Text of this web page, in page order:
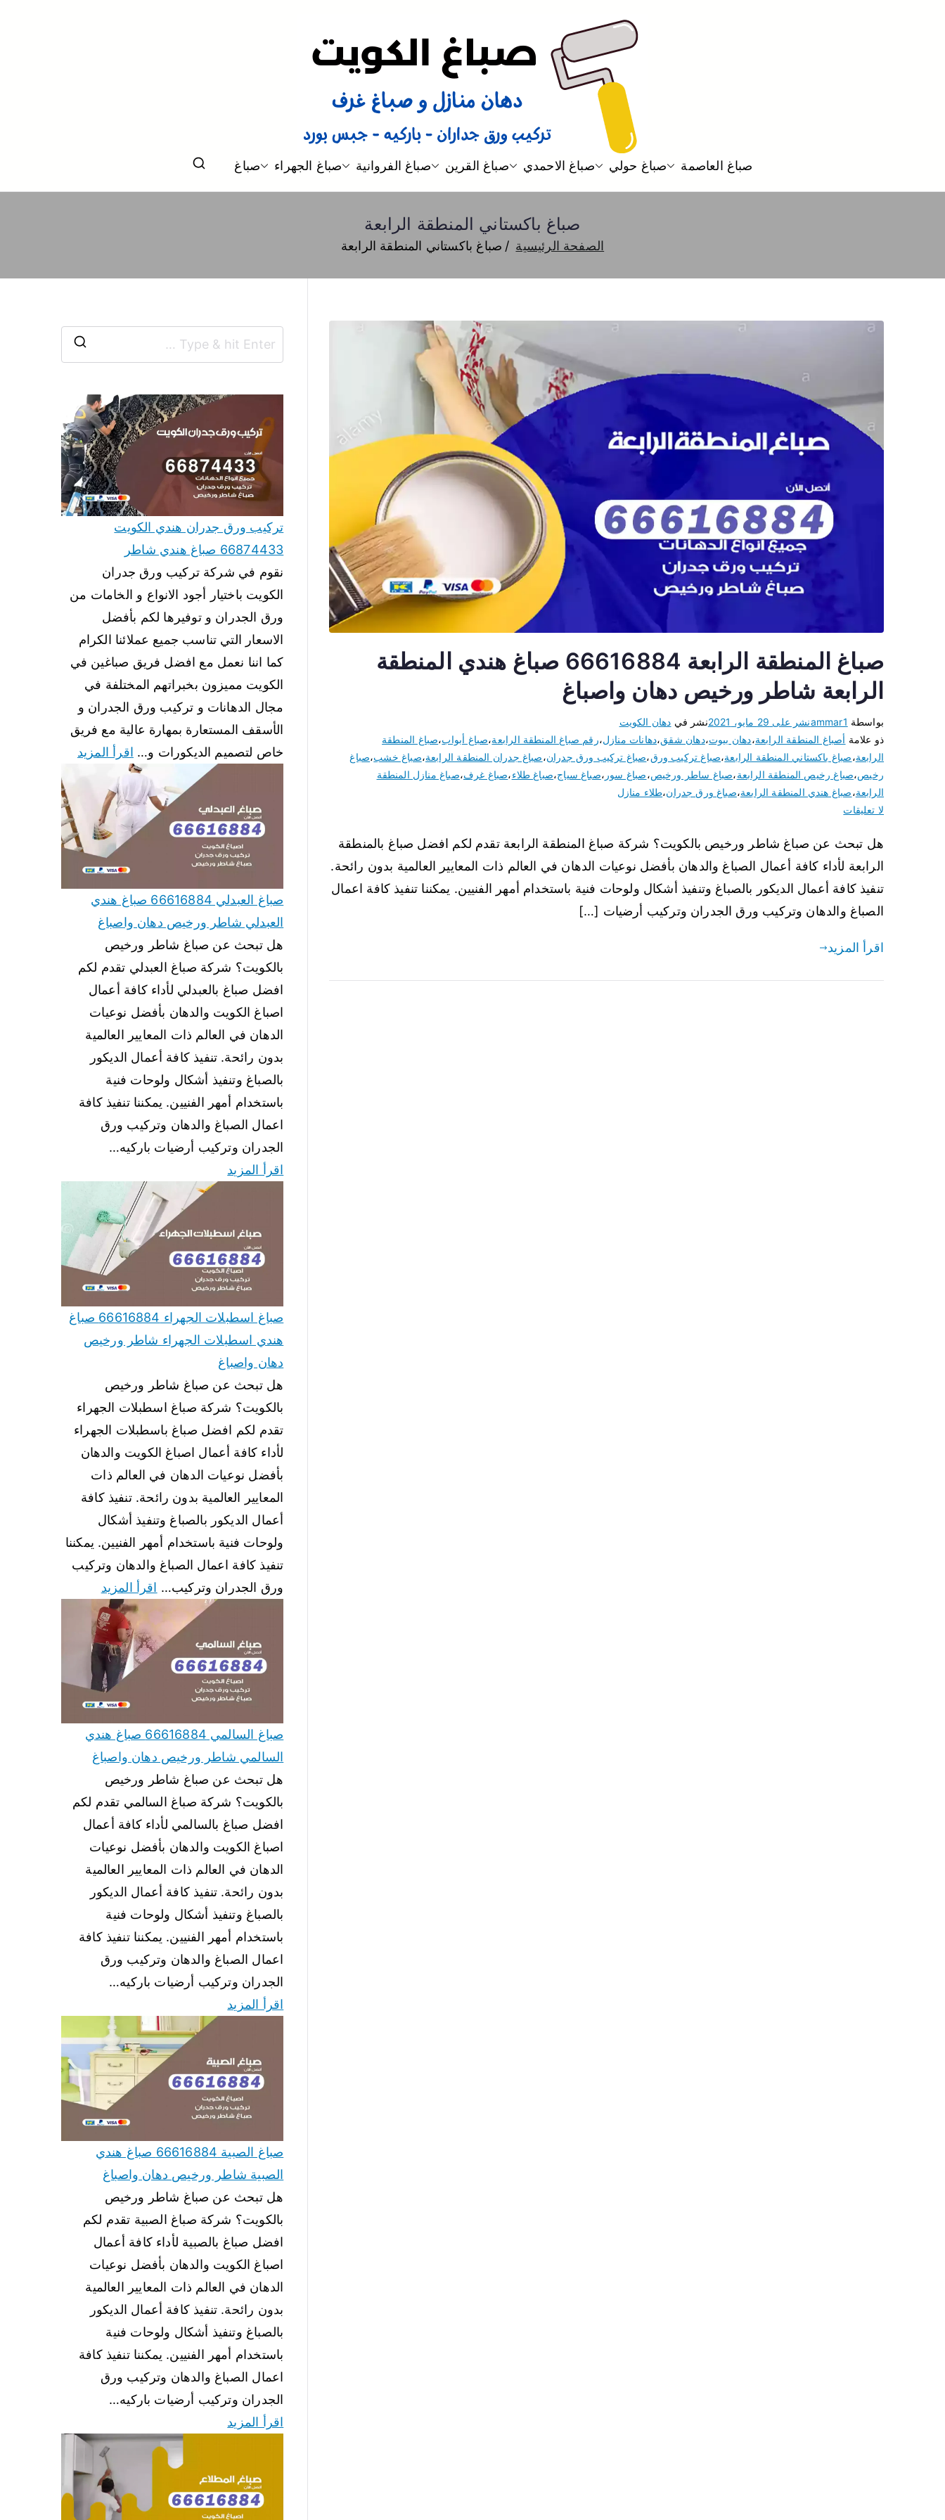
صباغ
صباغ الكويت 66616884 صباغ هندي رخيص و شاطر دهان منازل وتركيب ورق جدران صباغ العاصمة صباغ حولي صباغ الاحمدي صباغ القرين صباغ الفروانية صباغ الجهراء صباغ
صباغ باكستاني المنطقة الرابعة
الصفحة الرئيسية صباغ باكستاني المنطقة الرابعة
صباغ المنطقة الرابعة 66616884 صباغ هندي المنطقة
الرابعة شاطر ورخيص دهان واصباغ
بواسطة ammar1نشر على 29 مايو، 2021 نشر في دهان الكويت
ذو علامة أصباغ المنطقة الرابعة،دهان بيوت،دهان شقق،دهانات منازل،رقم صباغ المنطقة الرابعة،صباغ أبواب،صباغ المنطقة
الرابعة،صباغ باكستاني المنطقة الرابعة،صباغ تركيب ورق،صباغ تركيب ورق جدران،صباغ جدران المنطقة الرابعة،صباغ خشب،صباغ
رخيص،صباغ رخيص المنطقة الرابعة،صباغ ساطر ورخيص،صباغ سور ،صباغ سياج،صباغ طلاء،صباغ غرف،صباغ منازل المنطقة
الرابعة،صباغ هندي المنطقة الرابعة،صباغ ورق جدران،طلاء منازل
لا تعليقات
هل تبحث عن صباغ شاطر ورخيص بالكويت؟ شركة صباغ المنطقة الرابعة تقدم لكم افضل صباغ بالمنطقة
الرابعة لأداء كافة أعمال الصباغ والدهان بأفضل نوعيات الدهان في العالم ذات المعايير العالمية بدون رائحة.
تنفيذ كافة أعمال الديكور بالصباغ وتنفيذ أشكال ولوحات فنية باستخدام أمهر الفنيين. يمكننا تنفيذ كافة اعمال
الصباغ والدهان وتركيب ورق الجدران وتركيب أرضيات […]
اقرأ المزيد
تركيب ورق جدران هندي الكويت
66874433 صباغ هندي شاطر
نقوم في شركة تركيب ورق جدران
الكويت باختيار أجود الانواع و الخامات من
ورق الجدران و توفيرها لكم بأفضل
الاسعار التي تناسب جميع عملائنا الكرام
كما اننا نعمل مع افضل فريق صباغين في
الكويت مميزون بخبراتهم المختلفة في
مجال الدهانات و تركيب ورق الجدران و
الأسقف المستعارة بمهارة عالية مع فريق
خاص لتصميم الديكورات و… اقرأ المزيد
صباغ العبدلي 66616884 صباغ هندي
العبدلي شاطر ورخيص دهان واصباغ
هل تبحث عن صباغ شاطر ورخيص
بالكويت؟ شركة صباغ العبدلي تقدم لكم
افضل صباغ بالعبدلي لأداء كافة أعمال
اصباغ الكويت والدهان بأفضل نوعيات
الدهان في العالم ذات المعايير العالمية
بدون رائحة. تنفيذ كافة أعمال الديكور
بالصباغ وتنفيذ أشكال ولوحات فنية
باستخدام أمهر الفنيين. يمكننا تنفيذ كافة
اعمال الصباغ والدهان وتركيب ورق
الجدران وتركيب أرضيات باركيه…
اقرأ المزيد
صباغ اسطبلات الجهراء 66616884 صباغ
هندي اسطبلات الجهراء شاطر ورخيص
دهان واصباغ
هل تبحث عن صباغ شاطر ورخيص
بالكويت؟ شركة صباغ اسطبلات الجهراء
تقدم لكم افضل صباغ باسطبلات الجهراء
لأداء كافة أعمال اصباغ الكويت والدهان
بأفضل نوعيات الدهان في العالم ذات
المعايير العالمية بدون رائحة. تنفيذ كافة
أعمال الديكور بالصباغ وتنفيذ أشكال
ولوحات فنية باستخدام أمهر الفنيين. يمكننا
تنفيذ كافة اعمال الصباغ والدهان وتركيب
ورق الجدران وتركيب… اقرأ المزيد
صباغ السالمي 66616884 صباغ هندي
السالمي شاطر ورخيص دهان واصباغ
هل تبحث عن صباغ شاطر ورخيص
بالكويت؟ شركة صباغ السالمي تقدم لكم
افضل صباغ بالسالمي لأداء كافة أعمال
اصباغ الكويت والدهان بأفضل نوعيات
الدهان في العالم ذات المعايير العالمية
بدون رائحة. تنفيذ كافة أعمال الديكور
بالصباغ وتنفيذ أشكال ولوحات فنية
باستخدام أمهر الفنيين. يمكننا تنفيذ كافة
اعمال الصباغ والدهان وتركيب ورق
الجدران وتركيب أرضيات باركيه…
اقرأ المزيد
صباغ الصبية 66616884 صباغ هندي
الصبية شاطر ورخيص دهان واصباغ
هل تبحث عن صباغ شاطر ورخيص
بالكويت؟ شركة صباغ الصبية تقدم لكم
افضل صباغ بالصبية لأداء كافة أعمال
اصباغ الكويت والدهان بأفضل نوعيات
الدهان في العالم ذات المعايير العالمية
بدون رائحة. تنفيذ كافة أعمال الديكور
بالصباغ وتنفيذ أشكال ولوحات فنية
باستخدام أمهر الفنيين. يمكننا تنفيذ كافة
اعمال الصباغ والدهان وتركيب ورق
الجدران وتركيب أرضيات باركيه…
اقرأ المزيد